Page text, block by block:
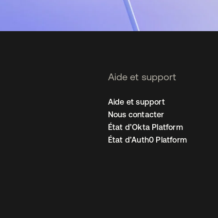
Aide et support
Aide et support
Nous contacter
État d’Okta Platform
État d’Auth0 Platform